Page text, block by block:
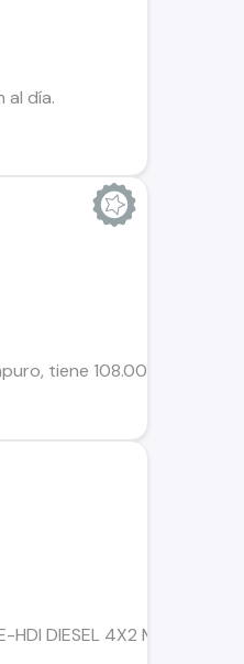
al día.
tiene 108.000 kms en
HDI DIESEL 4X2